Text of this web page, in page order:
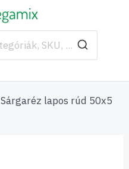
Sárgaréz lapos rúd 50x5